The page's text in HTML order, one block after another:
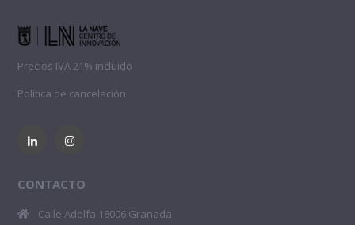
Precios IVA 21% incluido
Política de cancelación
CONTACTO
Calle Adelfa 18006 Granada